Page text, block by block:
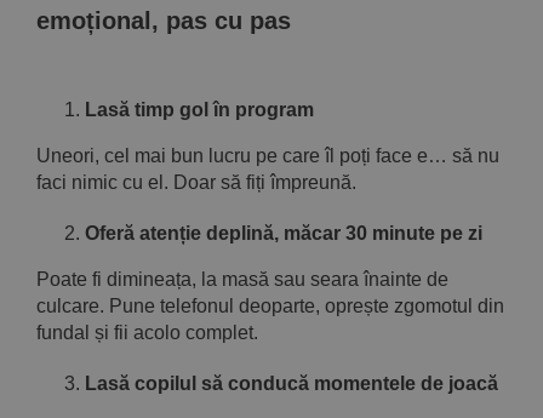
emoțional, pas cu pas
Lasă timp gol în program
Uneori, cel mai bun lucru pe care îl poți face e… să nu
faci nimic cu el. Doar să fiți împreună.
Oferă atenție deplină, măcar 30 minute pe zi
Poate fi dimineața, la masă sau seara înainte de
culcare. Pune telefonul deoparte, oprește zgomotul din
fundal și fii acolo complet.
Lasă copilul să conducă momentele de joacă